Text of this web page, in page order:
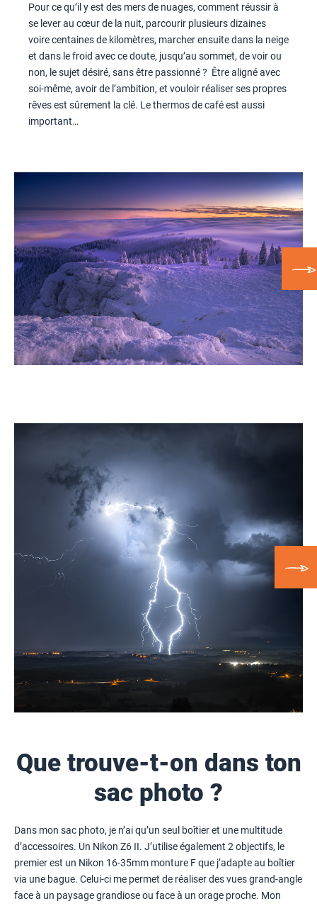
Pour ce qu’il y est des mers de nuages, comment réussir à
se lever au cœur de la nuit, parcourir plusieurs dizaines
voire centaines de kilomètres, marcher ensuite dans la neige
et dans le froid avec ce doute, jusqu’au sommet, de voir ou
non, le sujet désiré, sans être passionné ? Être aligné avec
soi-même, avoir de l’ambition, et vouloir réaliser ses propres
rêves est sûrement la clé. Le thermos de café est aussi
important…
Que trouve-t-on dans ton
sac photo ?
Dans mon sac photo, je n’ai qu’un seul boîtier et une multitude
d’accessoires. Un Nikon Z6 II. J’utilise également 2 objectifs, le
premier est un Nikon 16-35mm monture F que j’adapte au boîtier
via une bague. Celui-ci me permet de réaliser des vues grand-angle
face à un paysage grandiose ou face à un orage proche. Mon